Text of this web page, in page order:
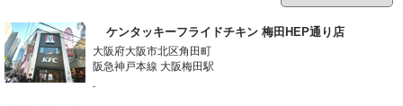
ケンタッキーフライドチキン 梅田HEP通り店
大阪府大阪市北区角田町
阪急神戸本線 大阪梅田駅
-